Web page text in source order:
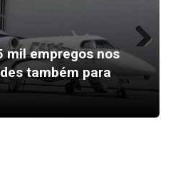
mil empregos nos
também para
Next